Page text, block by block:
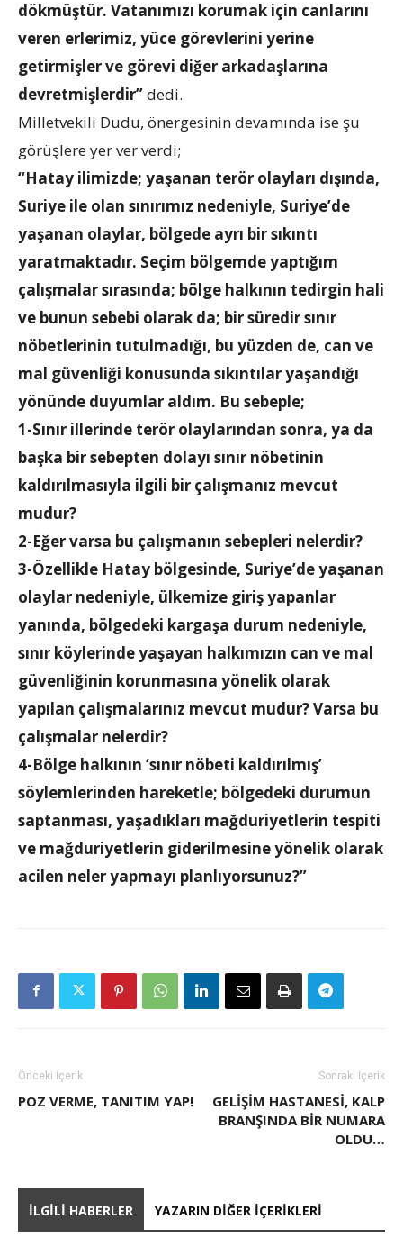
dökmüştür. Vatanımızı korumak için canlarını
veren erlerimiz, yüce görevlerini yerine
getirmişler ve görevi diğer arkadaşlarına
devretmişlerdir”dedi.
Milletvekili Dudu, önergesinin devamında ise şu
görüşlere yer ver verdi;
“Hatay ilimizde; yaşanan terör olayları dışında,
Suriye ile olan sınırımız nedeniyle, Suriye’de
yaşanan olaylar, bölgede ayrı bir sıkıntı
yaratmaktadır. Seçim bölgemde yaptığım
çalışmalar sırasında; bölge halkının tedirgin hali
ve bunun sebebi olarak da; bir süredir sınır
nöbetlerinin tutulmadığı, bu yüzden de, can ve
mal güvenliği konusunda sıkıntılar yaşandığı
yönünde duyumlar aldım. Bu sebeple;
1-Sınır illerinde terör olaylarından sonra, ya da
başka bir sebepten dolayı sınır nöbetinin
kaldırılmasıyla ilgili bir çalışmanız mevcut
mudur?
2-Eğer varsa bu çalışmanın sebepleri nelerdir?
3-Özellikle Hatay bölgesinde, Suriye’de yaşanan
olaylar nedeniyle, ülkemize giriş yapanlar
yanında, bölgedeki kargaşa durum nedeniyle,
sınır köylerinde yaşayan halkımızın can ve mal
güvenliğinin korunmasına yönelik olarak
yapılan çalışmalarınız mevcut mudur? Varsa bu
çalışmalar nelerdir?
4-Bölge halkının ‘sınır nöbeti kaldırılmış’
söylemlerinden hareketle; bölgedeki durumun
saptanması, yaşadıkları mağduriyetlerin tespiti
ve mağduriyetlerin giderilmesine yönelik olarak
acilen neler yapmayı planlıyorsunuz?”
Önceki İçerik
POZ VERME, TANITIM YAP!
Sonraki İçerik
GELIŞIM HASTANESI, KALP
BRANŞINDA BIR NUMARA
OLDU…
İLGILI HABERLER YAZARIN DIĞER İÇERIKLERI